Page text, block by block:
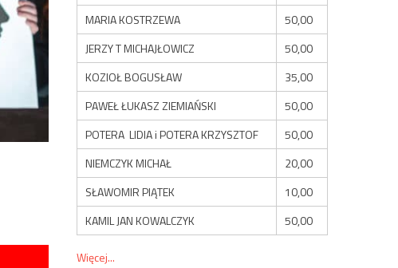
MARIA KOSTRZEWA
50,00
JERZY T MICHAJŁOWICZ
50,00
KOZIOŁ BOGUSŁAW
35,00
PAWEŁ ŁUKASZ ZIEMIAŃSKI
50,00
POTERA LIDIA i POTERA KRZYSZTOF
50,00
NIEMCZYK MICHAŁ
20,00
SŁAWOMIR PIĄTEK
10,00
KAMIL JAN KOWALCZYK
50,00
Więcej...